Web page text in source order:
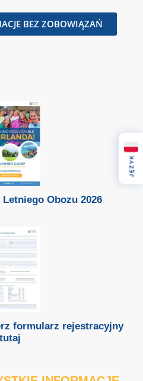
BEZ ZOBOWIĄZAŃ
Obozu 2026
formularz rejestracyjny
tutaj
JĘZYK